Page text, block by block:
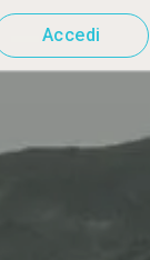
Accedi